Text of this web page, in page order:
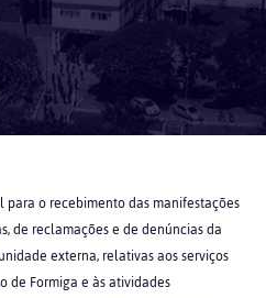
para o recebimento das manifestações
de reclamações e de denúncias da
externa, relativas aos serviços
de Formiga e às atividades